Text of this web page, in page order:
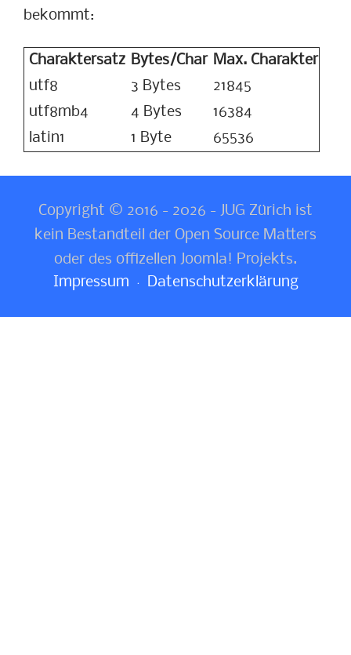
bekommt:
Charaktersatz Bytes/Char Max. Charakter
utf8
3 Bytes
21845
utf8mb4
4 Bytes
16384
latin1
1 Byte 65536
Copyright © 2016 - 2026 - JUG Zürich ist
kein Bestandteil der Open Source Matters
oder des offizellen Joomla! Projekts.
Impressum
Datenschutzerklärung